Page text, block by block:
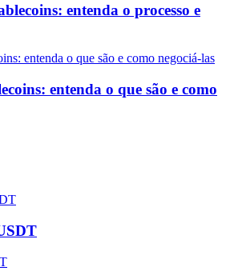
entenda o processo e
entenda o que são e como